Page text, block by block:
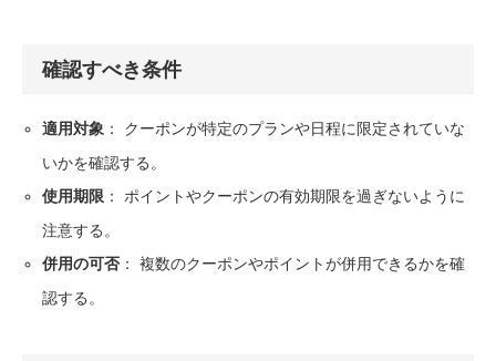
確認すべき条件
適用対象 ： クーポンが特定のプランや日程に限定されていな
いかを確認する。
使用期限 ： ポイントやクーポンの有効期限を過ぎないように
注意する。
併用の可否： 複数のクーポンやポイントが併用できるかを確
認する。